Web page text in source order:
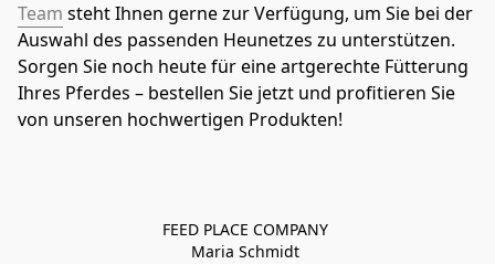
Team steht Ihnen gerne zur Verfügung, um Sie bei der
Auswahl des passenden Heunetzes zu unterstützen.
Sorgen Sie noch heute für eine artgerechte Fütterung
Ihres Pferdes – bestellen Sie jetzt und profitieren Sie
von unseren hochwertigen Produkten!
FEED PLACE COMPANY
Maria Schmidt